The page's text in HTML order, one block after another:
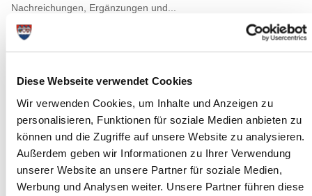
Diese Webseite verwendet Cookies
Wir verwenden Cookies, um Inhalte und Anzeigen zu
personalisieren, Funktionen für soziale Medien anbieten zu
können und die Zugriffe auf unsere Website zu analysieren.
Außerdem geben wir Informationen zu Ihrer Verwendung
unserer Website an unsere Partner für soziale Medien,
Werbung und Analysen weiter. Unsere Partner führen diese
Nachreichungen, Ergänzungen und...
Weiterlesen
Zu viel Plastik in der Biotonne
27.04.21: Nicht nur unsere Ozeane versinken im Plastikmüll –
auch über die Biotonnen gelangt Plastik in den Kreislauf, wenn
die Landwirte den fertigen...
Weiterlesen